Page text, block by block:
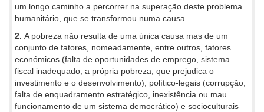
um longo caminho a percorrer na superação deste problema
humanitário, que se transformou numa causa.
2. A pobreza não resulta de uma única causa mas de um
conjunto de fatores, nomeadamente, entre outros, fatores
económicos (falta de oportunidades de emprego, sistema
fiscal inadequado, a própria pobreza, que prejudica o
investimento e o desenvolvimento), político-legais (corrupção,
falta de enquadramento estratégico, inexistência ou mau
funcionamento de um sistema democrático) e socioculturais